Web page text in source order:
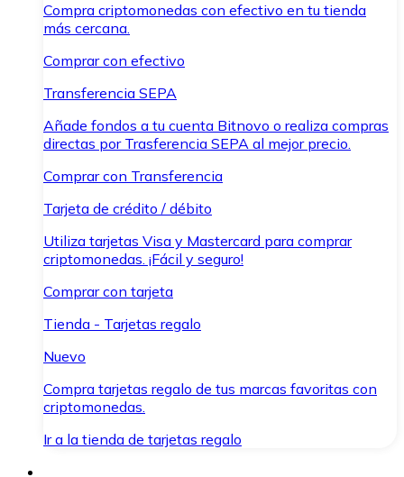
Compra criptomonedas con efectivo en tu tienda
más cercana.
Comprar con efectivo
Transferencia SEPA
Añade fondos a tu cuenta Bitnovo o realiza compras
directas por Trasferencia SEPA al mejor precio.
Comprar con Transferencia
Tarjeta de crédito / débito
Utiliza tarjetas Visa y Mastercard para comprar
criptomonedas. ¡Fácil y seguro!
Comprar con tarjeta
Tienda - Tarjetas regalo
Nuevo
Compra tarjetas regalo de tus marcas favoritas con
criptomonedas.
Ir a la tienda de tarjetas regalo